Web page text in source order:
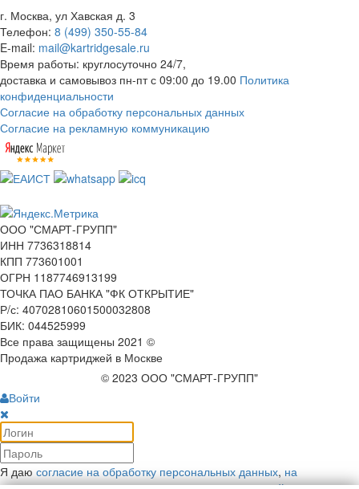
г. Москва, ул Хавская д. 3
Телефон: 8 (499) 350-55-84
E-mail: mail@kartridgesale.ru
Время работы: круглосуточно 24/7,
доставка и самовывоз пн-пт с 09:00 до 19.00 Политика
конфиденциальности
Согласие на обработку персональных данных
Согласие на рекламную коммуникацию
ООО "СМАРТ-ГРУПП"
ИНН 7736318814
КПП 773601001
ОГРН 1187746913199
ТОЧКА ПАО БАНКА "ФК ОТКРЫТИЕ"
Р/с: 40702810601500032808
БИК: 044525999
Все права защищены 2021 ©
Продажа картриджей в Москве
© 2023 ООО "СМАРТ-ГРУПП"
Войти
Я даю согласие на обработку персональных данных, на